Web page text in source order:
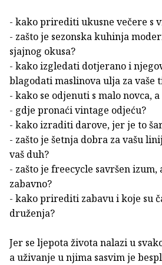
- kako prirediti ukusne večere s
- zašto je sezonska kuhinja
sjajnog okusa?
- kako izgledati dotjerano i
blagodati maslinova ulja za vaše
- kako se odjenuti s malo novca,
- gdje pronaći vintage odjeću?
- kako izraditi darove, jer je to
- zašto je šetnja dobra za vašu
vaš duh?
- zašto je freecycle savršen
zabavno?
- kako prirediti zabavu i koje su
druženja?
Jer se ljepota života nalazi u
a uživanje u njima sasvim je